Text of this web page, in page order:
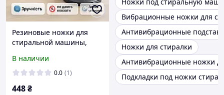
Резиновые ножки для
стиральной машины,
подставки комплект,
Подставки под стиралку
В наличии
0.0 (1)
448₴
Вибрационные ножки для
Антивибрационные
Ножки для стиралки
Антивибрационные ножки
Подкладки под ножки